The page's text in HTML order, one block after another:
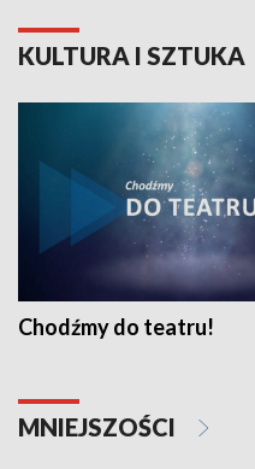
KULTURA I SZTUKA
Chodźmy do teatru!
MNIEJSZOŚCI